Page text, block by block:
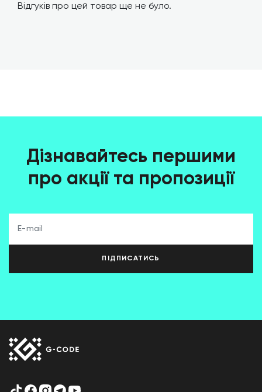
Відгуків про цей товар ще не було.
Дізнавайтесь першими
про акції та пропозиції
ПІДПИСАТИСЬ